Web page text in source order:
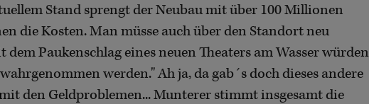
Stand sprengt der Neubau mit über 100 Millionen
die Kosten. Man müsse auch über den Standort neu
dem Paukenschlag eines neuen Theaters am Wasser würden
werden." Ah ja, da gab´s doch dieses andere
den Geldproblemen... Munterer stimmt insgesamt die